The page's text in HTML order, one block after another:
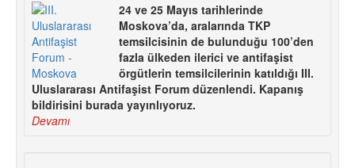
24 ve 25 Mayıs tarihlerinde
Moskova’da, aralarında TKP
temsilcisinin de bulunduğu 100’den
fazla ülkeden ilerici ve antifaşist
örgütlerin temsilcilerinin katıldığı III.
Uluslararası Antifaşist Forum düzenlendi. Kapanış
bildirisini burada yayınlıyoruz.
Devamı